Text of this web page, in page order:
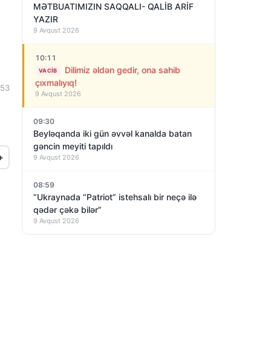
MƏTBUATIMIZIN SAQQALI- QALİB ARİF
YAZIR
9 Avqust 2026
10:11
VACIB
Dilimiz əldən gedir, ona sahib
çıxmalıyıq!
9 Avqust 2026
09:30
Beyləqanda iki gün əvvəl kanalda batan
gəncin meyiti tapıldı
9 Avqust 2026
08:59
“Ukraynada “Patriot” istehsalı bir neçə ilə
qədər çəkə bilər”
9 Avqust 2026